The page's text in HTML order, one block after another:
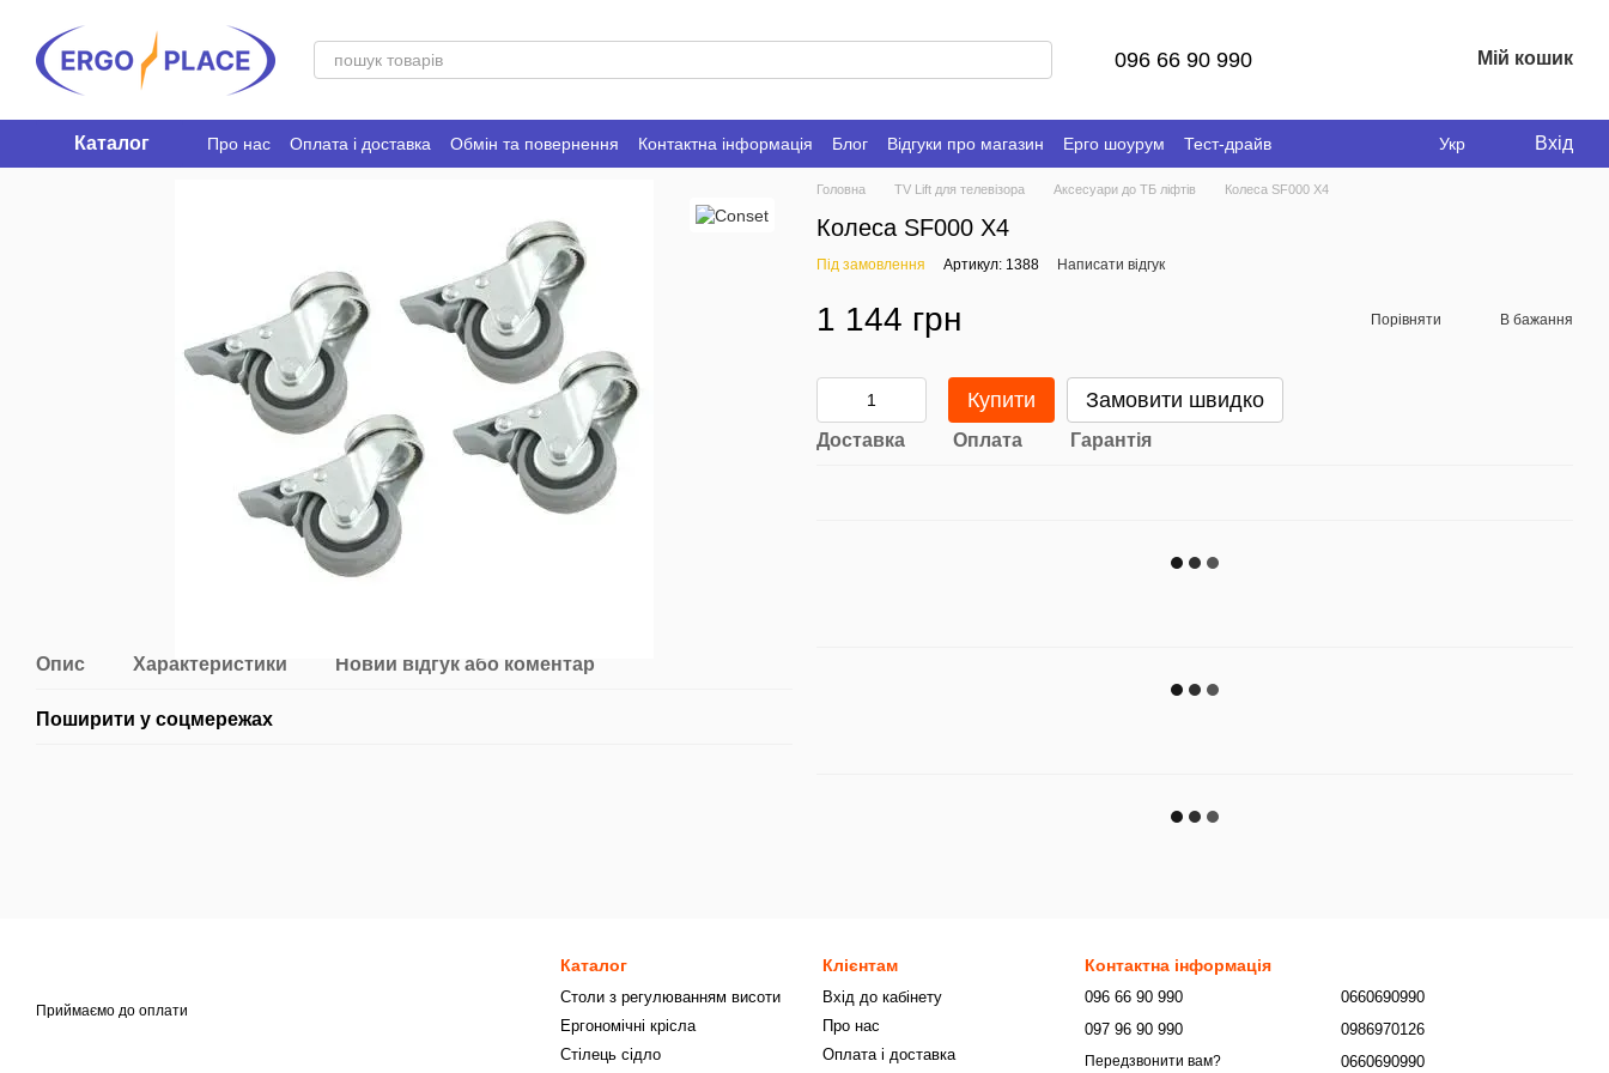
096 66 90 990 Мій кошик
Каталог Про нас Оплата і доставка Обмін та повернення Контактна інформація Блог Відгуки про магазин Ерго шоурум
Тест-драйв
Ergo Place Club
Укр Вхід
Опис Характеристики Новий відгук або коментар
Поширити у соцмережах
Головна TV Lift для телевізора Аксесуари до ТБ ліфтів Колеса SF000 X4
Колеса SF000 X4
Під замовлення Артикул: 1388 Написати відгук
1 144 грн Порівняти В бажання
Купити Замовити швидко
Доставка Оплата Гарантія
Приймаємо до оплати
Каталог
Столи з регулюванням висоти
Ергономічні крісла
Стілець сідло
Клієнтам
Вхід до кабінету
Про нас
Оплата і доставка
Контактна інформація
096 66 90 990
097 96 90 990
Передзвонити вам?
0660690990
0986970126
0660690990